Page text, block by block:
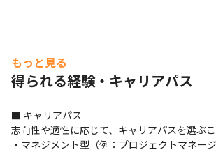
もっと見る
得られる経験・キャリアパス
■ キャリアパス
志向性や適性に応じて、キャリアパスを選ぶこ
・マネジメント型（例：プロジェクトマネージ